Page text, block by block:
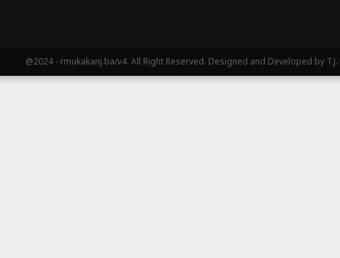
@2024 - rmukakanj.ba/v4. All Right Reserved. Designed and Developed by T.J.